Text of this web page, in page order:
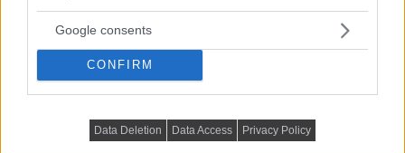
Google consents
CONFIRM
Data Deletion Data Access Privacy Policy